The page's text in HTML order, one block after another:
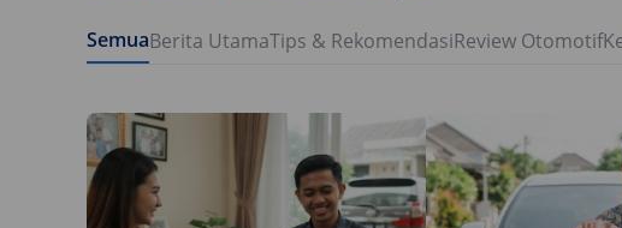
SemuaBerita UtamaTips & RekomendasiReview Otomotif